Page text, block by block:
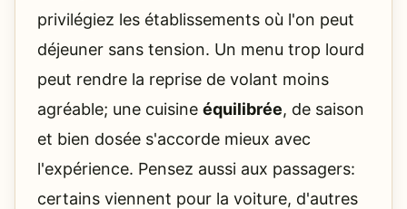
privilégiez les établissements où l'on peut
déjeuner sans tension. Un menu trop lourd
peut rendre la reprise de volant moins
agréable; une cuisine équilibrée, de saison
et bien dosée s'accorde mieux avec
l'expérience. Pensez aussi aux passagers:
certains viennent pour la voiture, d'autres